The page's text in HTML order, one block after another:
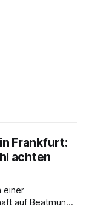
Frankfurt:
achten
einer
auf Beatmung